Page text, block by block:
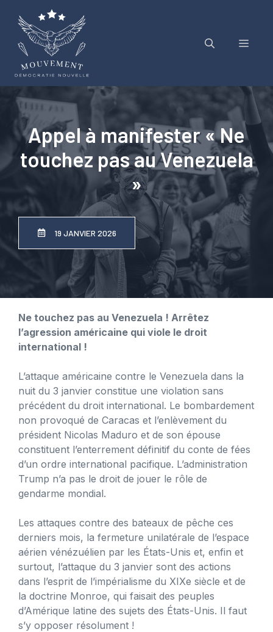
contenu
Menu
Appel à manifester « Ne
touchez pas au Venezuela
»
19 JANVIER 2026
Ne touchez pas au Venezuela ! Arrêtez
l’agression américaine qui viole le droit
international !
L’attaque américaine contre le Venezuela dans la
nuit du 3 janvier constitue une violation sans
précédent du droit international. Le bombardement
non provoqué de Caracas et l’enlèvement du
président Nicolas Maduro et de son épouse
constituent l’enterrement définitif du conte de fées
d’un ordre international pacifique. L’administration
Trump n’a pas le droit de jouer le rôle de
gendarme mondial.
Les attaques contre des bateaux de pêche ces
derniers mois, la fermeture unilatérale de l’espace
aérien vénézuélien par les États-Unis et, enfin et
surtout, l’attaque du 3 janvier sont des actions
dans l’esprit de l’impérialisme du XIXe siècle et de
la doctrine Monroe, qui faisait des peuples
d’Amérique latine des sujets des États-Unis. Il faut
s’y opposer résolument !